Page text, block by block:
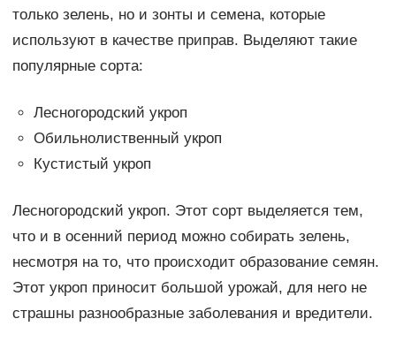
только зелень, но и зонты и семена, которые
используют в качестве приправ. Выделяют такие
популярные сорта:
Лесногородский укроп
Обильнолиственный укроп
Кустистый укроп
Лесногородский укроп. Этот сорт выделяется тем,
что и в осенний период можно собирать зелень,
несмотря на то, что происходит образование семян.
Этот укроп приносит большой урожай, для него не
страшны разнообразные заболевания и вредители.